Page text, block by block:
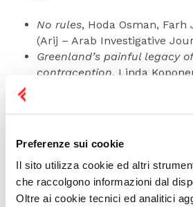
Preferenze sui cookie
Il sito utilizza cookie ed altri
che raccolgono informazioni dal
Oltre ai cookie tecnici ed analitici
No rules, Hoda Osman, Farh
(Arij – Arab Investigative
Greenland’s painful legacy
contraception, Linda
Morococha, el pueblo que
el cobre, Yoselin Alfaro
(servindi.org)
Europe trans community